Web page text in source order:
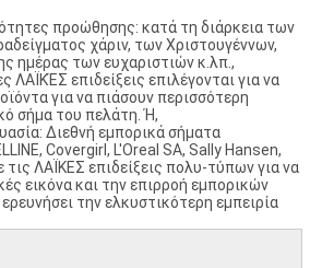
προώθησης: κατά τη διάρκεια των
χάριν, των Χριστουγέννων,
ημέρας των ευχαριστιών κ.λπ.,
ΛΑΪΚΈΣ επιδείξεις επιλέγονται για να
για να πιάσουν περισσότερη
σήμα του πελάτη. Ή,
Διεθνή εμπορικά σήματα
Covergirl, L'Oreal SA, Sally Hansen,
ΛΑΪΚΕΣ επιδείξεις πολυ-τύπων για να
εικόνα και την επιρροή εμπορικών
την ελκυστικότερη εμπειρία